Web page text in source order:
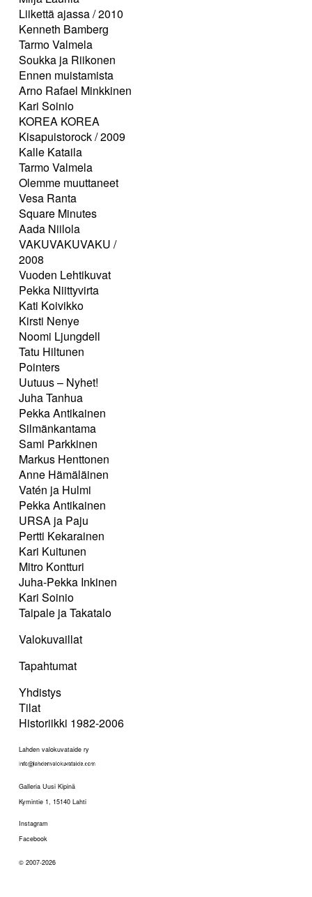
Liikettä ajassa / 2010
Kenneth Bamberg
Tarmo Valmela
Soukka ja Riikonen
Ennen muistamista
Arno Rafael Minkkinen
Kari Soinio
KOREA KOREA
Kisapuistorock / 2009
Kalle Kataila
Tarmo Valmela
Olemme muuttaneet
Vesa Ranta
Square Minutes
Aada Niilola
VAKUVAKUVAKU /
2008
Vuoden Lehtikuvat
Pekka Niittyvirta
Kati Koivikko
Kirsti Nenye
Noomi Ljungdell
Tatu Hiltunen
Pointers
Uutuus – Nyhet!
Juha Tanhua
Pekka Antikainen
Silmänkantama
Sami Parkkinen
Markus Henttonen
Anne Hämäläinen
Vatén ja Hulmi
Pekka Antikainen
URSA ja Paju
Pertti Kekarainen
Kari Kuitunen
Mitro Kontturi
Juha-Pekka Inkinen
Kari Soinio
Taipale ja Takatalo
Valokuvaillat
Tapahtumat
Yhdistys
Tilat
Historiikki 1982-2006
Lahden valokuvataide ry
Galleria Uusi Kipinä
Kymintie 1, 15140 Lahti
Instagram
Facebook
© 2007-2026